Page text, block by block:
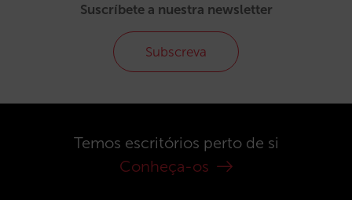
Suscríbete a nuestra newsletter
Subscreva
Temos escritórios perto de si
Conheça-os